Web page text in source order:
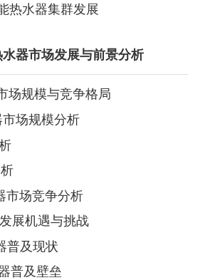
热水器集群发展
器市场发展与前景分析
场规模与竞争格局
市场规模分析
市场竞争分析
展机遇与挑战
普及现状
普及壁垒